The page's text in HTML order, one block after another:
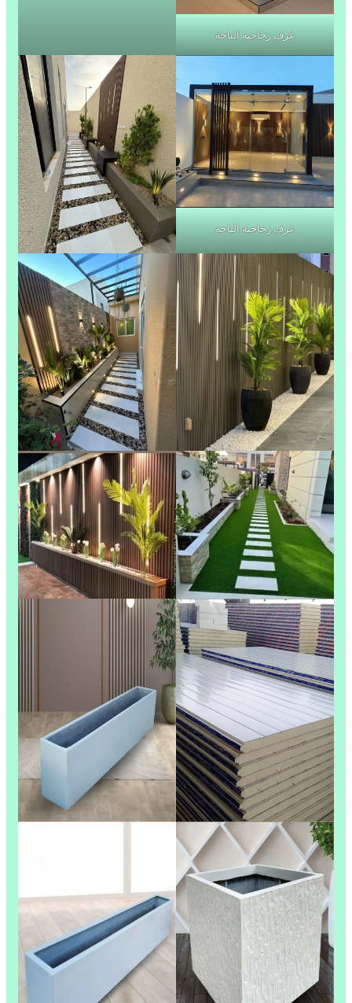
غرف زجاجية الباحة
غرف زجاجية الباحة